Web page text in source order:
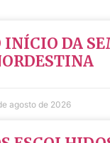
INÍCIO DA
agosto de 2026